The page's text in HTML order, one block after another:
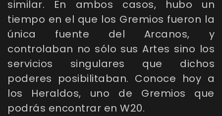
similar. En ambos casos, hubo un
tiempo en el que los Gremios fueron la
única fuente del Arcanos, y
controlaban no sólo sus Artes sino los
servicios singulares que dichos
poderes posibilitaban. Conoce hoy a
los Heraldos, uno de Gremios que
podrás encontrar en W20.